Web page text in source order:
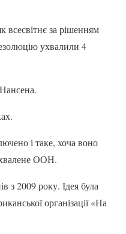
всесвітнє за рішенням
ухвалили 4
і таке, хоча воно
ООН.
з 2009 року. Ідея була
організації «На